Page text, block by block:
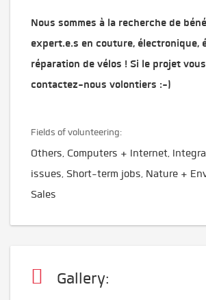
Nous sommes à la recherche de
expert.e.s en couture, électronique,
réparation de vélos ! Si le projet
contactez-nous volontiers :-)
Fields of volunteering:
Others, Computers + Internet,
issues, Short-term jobs, Nature +
Sales
Gallery: